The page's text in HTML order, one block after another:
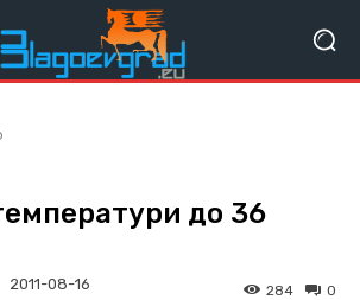
до 36
2011-08-16 0
284